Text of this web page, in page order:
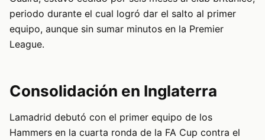
periodo durante el cual logró dar el salto al primer
equipo, aunque sin sumar minutos en la Premier
League.
Consolidación en Inglaterra
Lamadrid debutó con el primer equipo de los
Hammers en la cuarta ronda de la FA Cup contra el